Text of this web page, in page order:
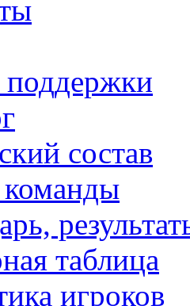
поддержки
состав
команды
таблица
игроков